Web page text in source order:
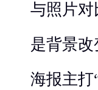
与照片
是背景
海报主